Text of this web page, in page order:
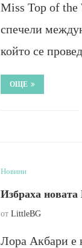
Miss Top of the
спечели
който се
ОЩЕ
Новини
Избраха
от LittleBG
Лора Акбари е